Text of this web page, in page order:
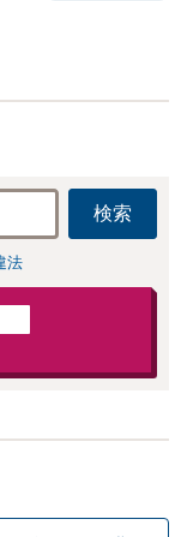
検索
法